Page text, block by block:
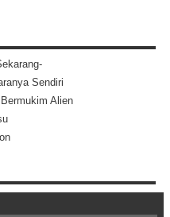
Sendiri
Alien